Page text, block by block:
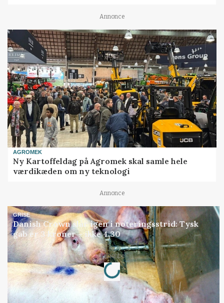
Annonce
AGROMEK
Ny Kartoffeldag på Agromek skal samle hele
værdikæden om ny teknologi
Annonce
GRISE
Danish Crown slår igen i noteringsstrid: Tysk
gab er 3 kroner – ikke 4,30
Annonce
Loading...